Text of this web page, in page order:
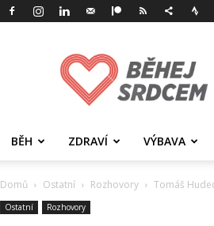
srdcem
BĚH ZDRAVÍ VÝBAVA
Domů Ostatní Rozhovory Tomáš
Ostatní Rozhovory